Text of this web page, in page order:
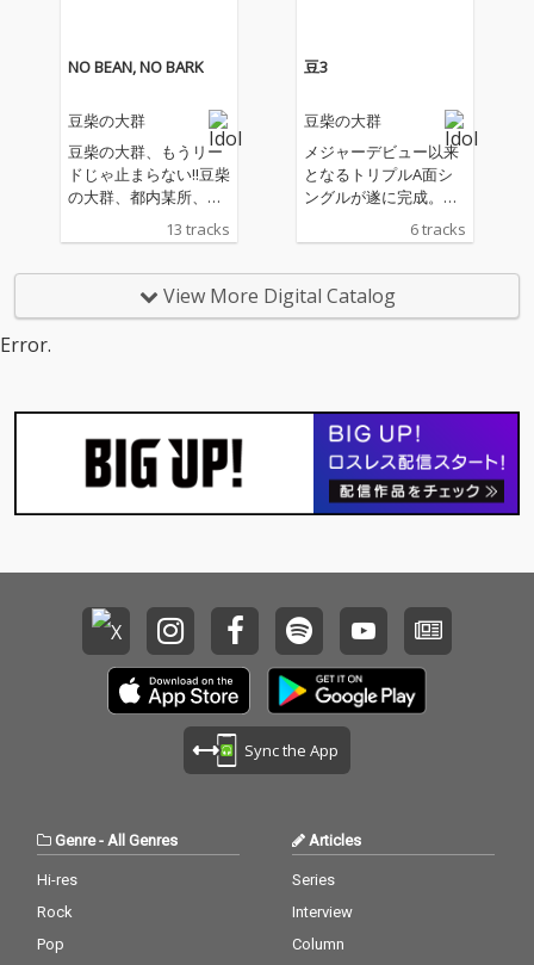
NO BEAN, NO BARK
豆柴の大群
豆柴の大群、もうリー
ドじゃ止まらない!!豆柴
の大群、都内某所、豆
柴の大群都内某所 a.k.
a. MONSTERIDOL--全部
に加え、過去の名曲を
収録。“豆柴の大群”“都
完成。“水曜日のダウン
タウン”から生まれ、ク
ロちゃんプロデュース
のもと走り続けてきた
い存在として、可愛さ
も、強さも、未完成さ
えも武器に変え、挑み
続けてきた。変わり続
ける名前、形、姿。で
も、変わらなかったの
む」という覚悟と、群
ードでも止まらない。
この作品は、そんな最
強の豆柴たちの、軌跡
を超えて今を駆ける、
13 tracks
豆3
豆柴の大群
メジャーデビュー以来
となるトリプルA面シ
ングルが遂に完成。今
作はクロちゃん（安田
大サーカス）による全
なっており、彼ならで
はの世界観が随所に散
クロちゃんが作詞・作
曲を手がけ、自身もラ
ップで参加する 「ミ
ステリアスパーティ
ー」、ハナエモンスタ
イ」を収録。 グループ
の個性と成長が存分に
感じられるバラエティ
豊かなラインナップと
なっている。豆柴の大
群ならではのポップネ
全方位方トリプルA面
6 tracks
View More Digital Catalog
Error.
Sync the App
Genre- All Genres
Hi-res
Rock
Pop
Articles
Series
Interview
Column